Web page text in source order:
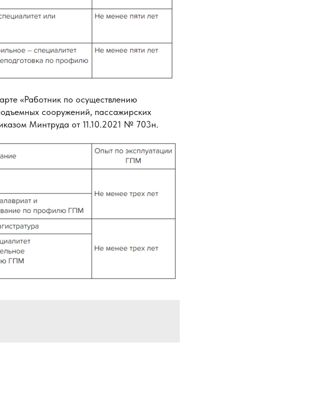
«Работник по осуществлению
сооружений, пассажирских
Минтруда от 11.10.2021 № 703н.